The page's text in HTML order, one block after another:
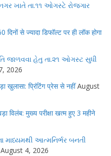
ખાતે તા.૧૧ ઓગસ્ટે રોજગાર
से ज्यादा डिफॉल्ट पर ही लॉक होगा
જાળવવા હેતુ તા.૨૧ ઓગસ્ટ સુધી
2026
खुलासा: प्रिंटिंग प्रेस से नहीं August
विलंब: मुख्य परीक्षा खत्म हुए 3 महीने
આત્મનિર્ભર બનતી
August 4, 2026